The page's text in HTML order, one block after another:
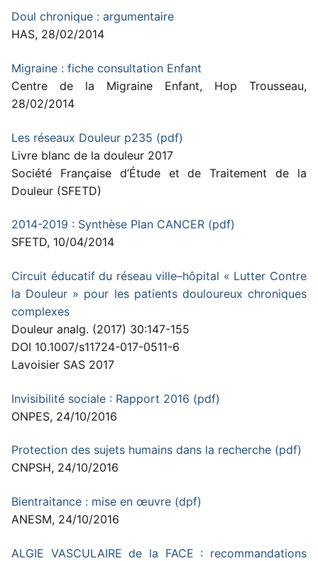
Doul chronique : argumentaire
HAS, 28/02/2014
Migraine : fiche consultation Enfant
Centre de la Migraine Enfant, Hop Trousseau,
28/02/2014
Les réseaux Douleur p235 (pdf)
Livre blanc de la douleur 2017
Société Française d’Étude et de Traitement de la
Douleur (SFETD)
2014-2019 : Synthèse Plan CANCER (pdf)
SFETD, 10/04/2014
Circuit éducatif du réseau ville–hôpital « Lutter Contre
la Douleur » pour les patients douloureux chroniques
complexes
Douleur analg. (2017) 30:147-155
DOI 10.1007/s11724-017-0511-6
Lavoisier SAS 2017
Invisibilité sociale : Rapport 2016 (pdf)
ONPES, 24/10/2016
Protection des sujets humains dans la recherche (pdf)
CNPSH, 24/10/2016
Bientraitance : mise en œuvre (dpf)
ANESM, 24/10/2016
ALGIE VASCULAIRE de la FACE : recommandations